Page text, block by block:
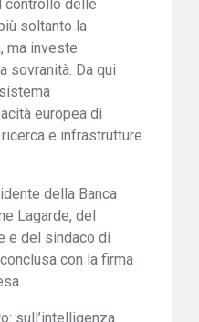
controllo delle
soltanto la
ma investe
sovranità. Da qui
europea di
e infrastrutture
della Banca
Lagarde, del
e del sindaco di
con la firma
sull’intelligenza